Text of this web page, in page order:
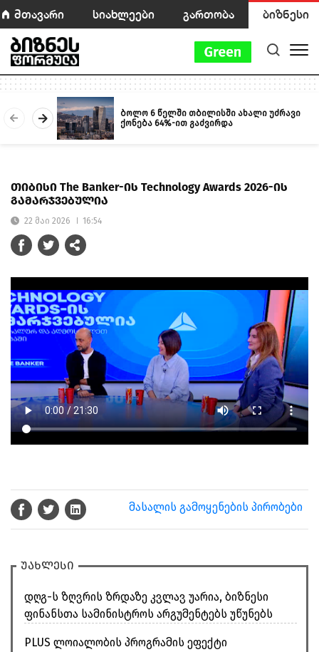
მთავარი სიახლეები გართობა ბიზნესი
ბოლო 6 წელში თბილისში ახალი უძრავი
ქონება 64%-ით გაძვირდა
თიბისი The Banker-ის Technology Awards 2026-ის
გამარჯვებულია
22 მაი 2026 16:54
მასალის გამოყენების პირობები
უახლესი
დღგ-ს ზღვრის ზრდაზე კვლავ უარია, ბიზნესი
ფინანსთა სამინისტროს არგუმენტებს უწუნებს
PLUS ლოიალობის პროგრამის ეფექტი